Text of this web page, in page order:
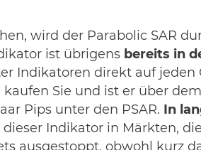
wird der Parabolic SAR
ist übrigens bereits in
Indikatoren direkt auf jeden
kaufen Sie und ist er über
Pips unter den PSAR.
In
dieser Indikator in Märkten,
ausgestoppt, obwohl kurz